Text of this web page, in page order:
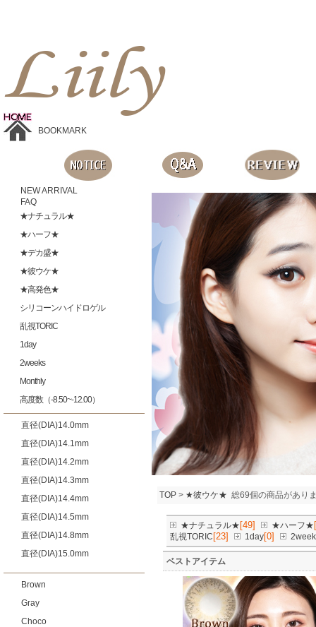
BOOKMARK
NEW ARRIVAL
FAQ
★ナチュラル★
★ハーフ★
★デカ盛★
★彼ウケ★
★高発色★
シリコーンハイドロゲル
乱視TORIC
1day
2weeks
Monthly
高度数（-8.50~-12.00）
直径(DIA)14.0mm
直径(DIA)14.1mm
直径(DIA)14.2mm
直径(DIA)14.3mm
直径(DIA)14.4mm
直径(DIA)14.5mm
直径(DIA)14.8mm
直径(DIA)15.0mm
Brown
Gray
Choco
TOP > ★彼ウケ★ 総69個の商品があり
★ナチュラル★ [49] ★ハーフ★
乱視TORIC [23] 1day[0]
ベストアイテム